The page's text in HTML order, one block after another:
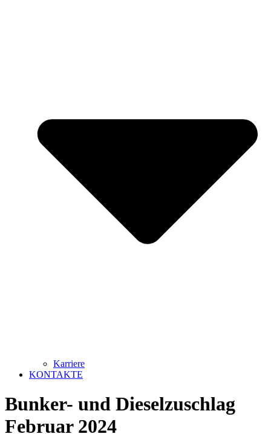
Karriere
KONTAKTE
Bunker- und Dieselzuschlag
Februar 2024